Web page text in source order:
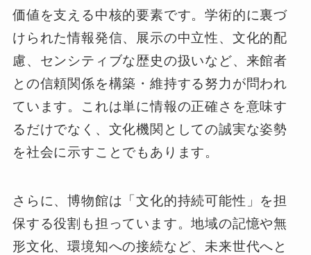
価値を支える中核的要素です。学術的に裏づ
けられた情報発信、展示の中立性、文化的配
慮、センシティブな歴史の扱いなど、来館者
との信頼関係を構築・維持する努力が問われ
ています。これは単に情報の正確さを意味す
るだけでなく、文化機関としての誠実な姿勢
を社会に示すことでもあります。
さらに、博物館は「文化的持続可能性」を担
保する役割も担っています。地域の記憶や無
形文化、環境知への接続など、未来世代へと